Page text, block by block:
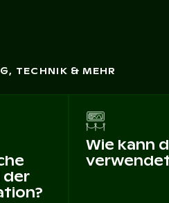
TECHNIK & MEHR
der
Wie kann